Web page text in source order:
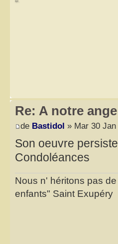
Re: A notre
de Bastidol » Mar 30
Son oeuvre
Condoléances
Nous n' héritons pas
enfants" Saint Exupéry